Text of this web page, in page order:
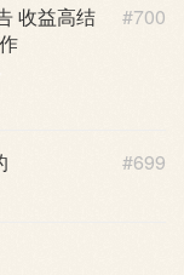
#700
收益高结
#699